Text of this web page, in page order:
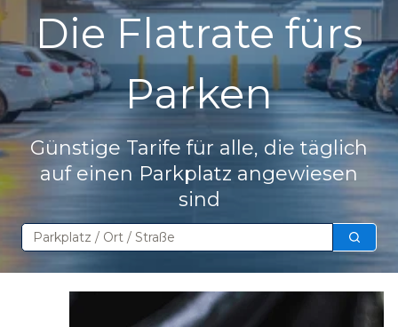
Die Flatrate fürs
Parken
Günstige Tarife für alle, die täglich
auf einen Parkplatz angewiesen
sind
Suchen